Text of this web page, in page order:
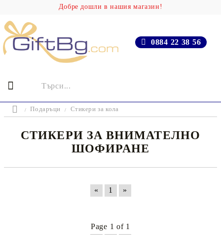
Добре дошли в нашия магазин!
0884 22 38 56
Подаръци Стикери за кола
СТИКЕРИ ЗА ВНИМАТЕЛНО
ШОФИРАНЕ
« 1 »
Page 1 of 1